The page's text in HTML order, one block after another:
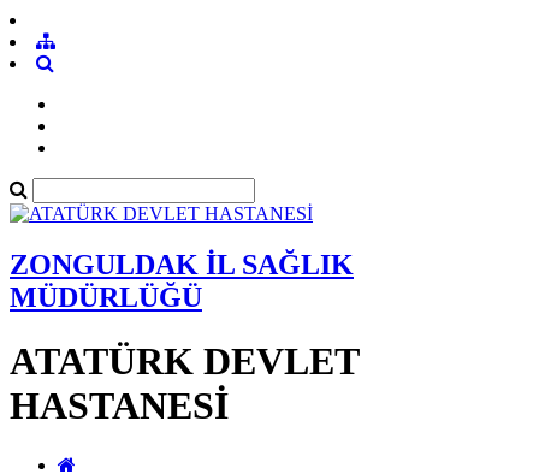
ZONGULDAK İL SAĞLIK
MÜDÜRLÜĞÜ
ATATÜRK DEVLET
HASTANESİ